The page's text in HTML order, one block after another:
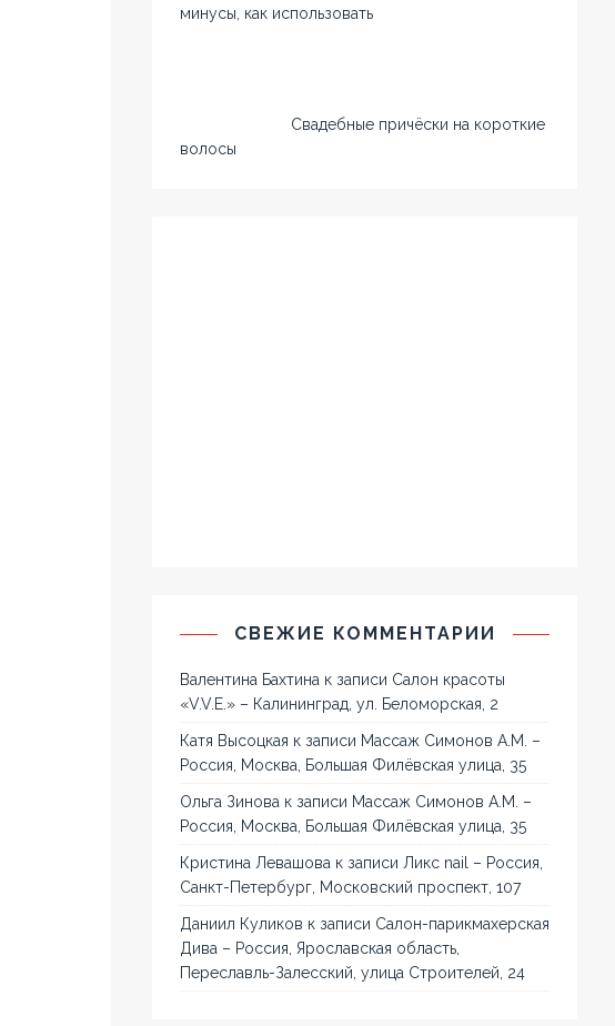
минусы, как использовать
Свадебные причёски на короткие
волосы
СВЕЖИЕ КОММЕНТАРИИ
Валентина Бахтина к записи Салон красоты
«V.V.E.» – Калининград, ул. Беломорская, 2
Катя Высоцкая к записи Массаж Симонов А.М. –
Россия, Москва, Большая Филёвская улица, 35
Ольга Зинова к записи Массаж Симонов А.М. –
Россия, Москва, Большая Филёвская улица, 35
Кристина Левашова к записиЛикс nail – Россия,
Санкт-Петербург, Московский проспект, 107
Даниил Куликов к записи Салон-парикмахерская
Дива – Россия, Ярославская область,
Переславль-Залесский, улица Строителей, 24